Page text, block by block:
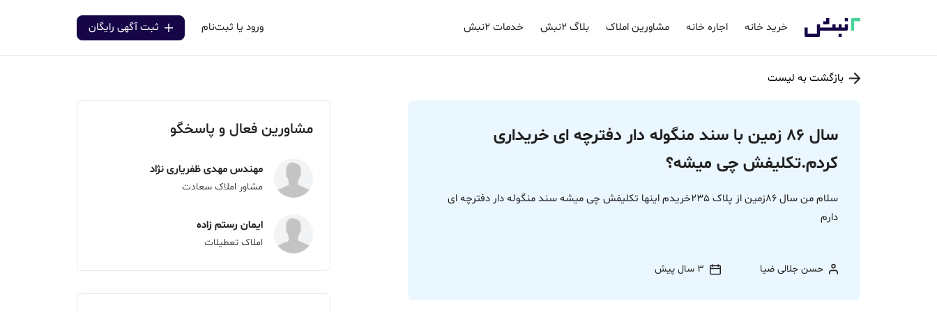
خرید خانه اجاره خانه مشاورین املاک بلاگ ۲نبش خدمات ۲نبش ورود یا ثبت‌نام ثبت آگهی رایگان
بازگشت به لیست
سال 86 زمین با سند منگوله دار دفترچه ای خریداری
کردم.تکلیفش چی میشه؟
سلام من سال 86زمین از پلاک 235خریدم اینها تکلیفش چی میشه سند منگوله دار دفترچه ای
دارم
حسن جلالی ضیا 3 سال پیش
مشاورین فعال و پاسخگو
مهندس مهدی ظفریاری نژاد
مشاور املاک سعادت
ایمان رستم زاده
املاک تعطیلات